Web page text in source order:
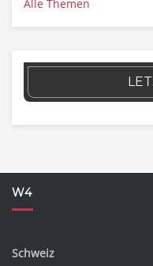
Alle Themen
W4
Schweiz